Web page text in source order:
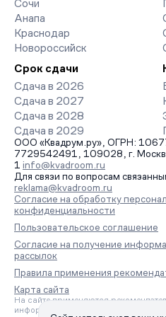
заявку на обратный звонок.
Сочи
Анапа
Краснодар
Новороссийск
Срок сдачи
Сдача в 2026
Сдача в 2027
Сдача в 2028
Сдача в 2029
ООО «Квадрум.ру», ОГРН:
7729542491, 109028, г.
1 info@kvadroom.ru
Для связи по вопросам
reklama@kvadroom.ru
Согласие на обработку
конфиденциальности
Пользовательское соглашение
Согласие на получение
рассылок
Правила применения
Карта сайта
На сайте применяются
информации на основе сбора,